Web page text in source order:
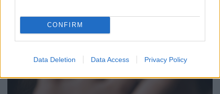
CONFIRM
Data Deletion Data Access Privacy Policy